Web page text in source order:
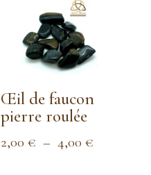
Œil de faucon
pierre roulée
2,00€ – 4,00€